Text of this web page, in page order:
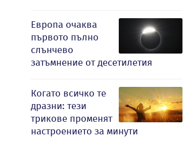
Европа очаква
първото пълно
слънчево
затъмнение от десетилетия
Когато всичко те
дразни: тези
трикове променят
настроението за минути